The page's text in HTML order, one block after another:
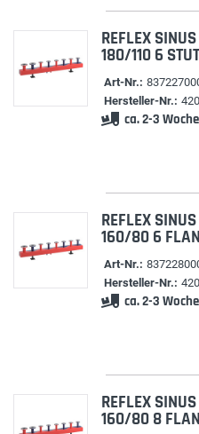
REFLEX
180/110 6
Art-Nr.:
Hersteller-Nr.:
ca. 2-3
REFLEX
160/80 6
Art-Nr.:
Hersteller-Nr.:
ca. 2-3
REFLEX
160/80 8